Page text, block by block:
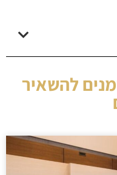
להשאיר